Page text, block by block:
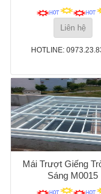
Liên hệ
HOTLINE:
Mái Trượt Giếng
Sáng M0015